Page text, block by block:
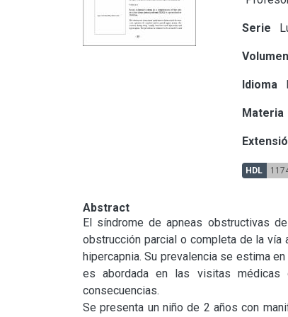
Serie
Idioma
Materia
HDL
Abstract
El síndrome de apneas obstructivas
obstrucción parcial o completa de la vía
hipercapnia. Su prevalencia se estima
es abordada en las visitas médicas
consecuencias.
Se presenta un niño de 2 años con